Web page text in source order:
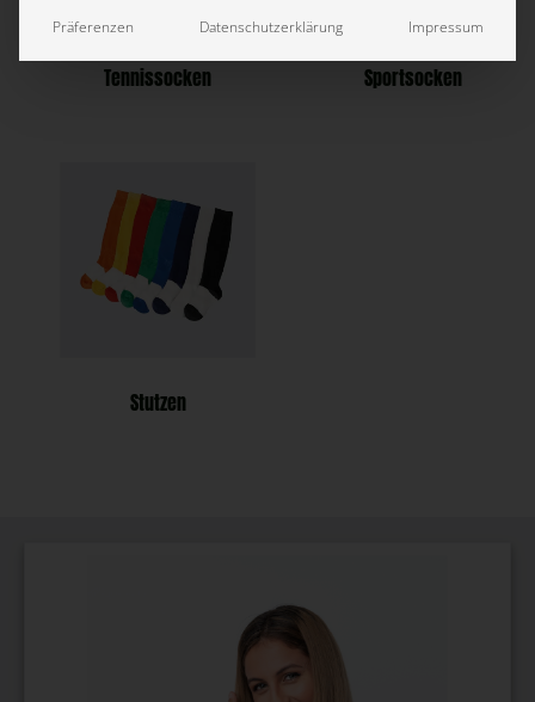
Tennissocken Sportsocken
Stutzen
Präferenzen Datenschutzerklärung Impressum